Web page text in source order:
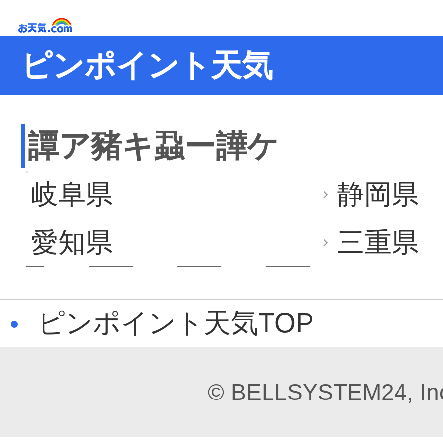
ピンポイント天気
譚ア豬キ蝨ー譁ケ
岐阜県
静岡県
愛知県
三重県
ピンポイント天気TOP
© BELLSYSTEM24,